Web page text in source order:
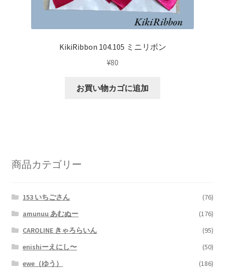
KikiRibbon 104.105 ミニリボン
¥80
お買い物カゴに追加
商品カテゴリー
153 いちごさん
(76)
amunuu あむぬー
(176)
CAROLINE きゃろらいん
(95)
enishiーえにし〜
(50)
ewe（ゆう）
(186)